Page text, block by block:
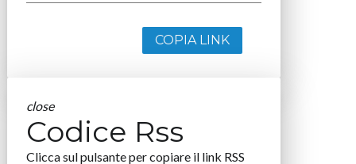
COPIA LINK
close
Codice Rss
Clicca sul pulsante per copiare il link RSS